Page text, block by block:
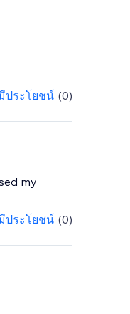
ประโยชน์ (0)
my
ประโยชน์ (0)